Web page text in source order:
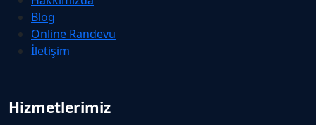
Blog
Online Randevu
İletişim
Hizmetlerimiz